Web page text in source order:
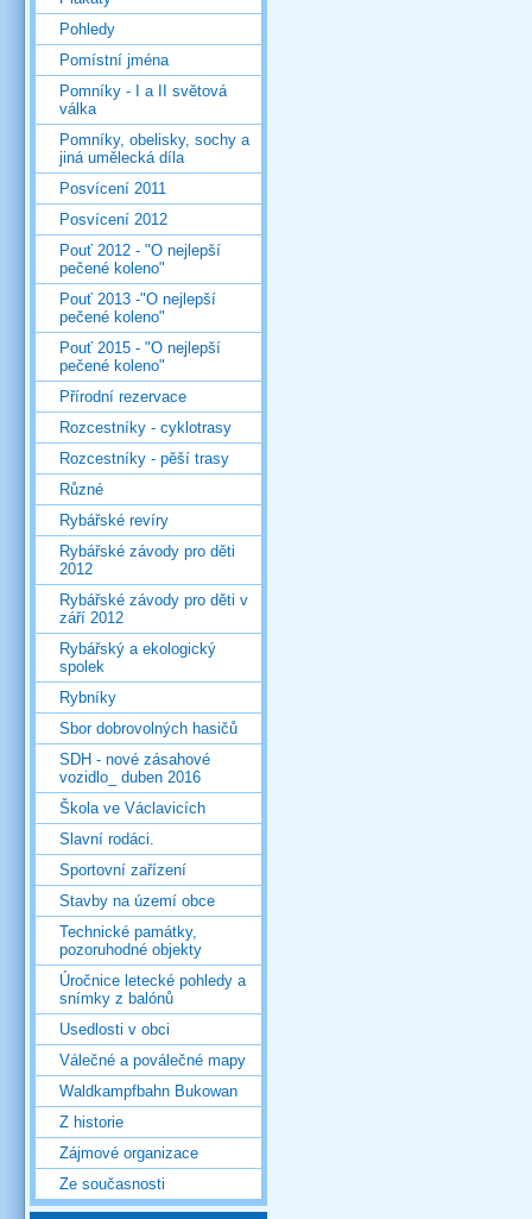
Pohledy
Pomístní jména
Pomníky - I a II světová
válka
Pomníky, obelisky, sochy a
jiná umělecká díla
Posvícení 2011
Posvícení 2012
Pouť 2012 - "O nejlepší
pečené koleno"
Pouť 2013 -"O nejlepší
pečené koleno"
Pouť 2015 - "O nejlepší
pečené koleno"
Přírodní rezervace
Rozcestníky - cyklotrasy
Rozcestníky - pěší trasy
Různé
Rybářské revíry
Rybářské závody pro děti
2012
Rybářské závody pro děti v
září 2012
Rybářský a ekologický
spolek
Rybníky
Sbor dobrovolných hasičů
SDH - nové zásahové
vozidlo_ duben 2016
Škola ve Václavicích
Slavní rodáci.
Sportovní zařízení
Stavby na území obce
Technické památky,
pozoruhodné objekty
Úročnice letecké pohledy a
snímky z balónů
Usedlosti v obci
Válečné a poválečné mapy
Waldkampfbahn Bukowan
Z historie
Zájmové organizace
Ze současnosti